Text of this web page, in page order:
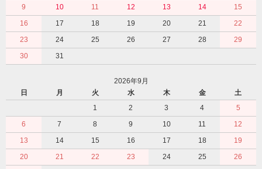
9
10 11 12 13 14
15
16
17 18 19 20 21
22
23
24 25 26 27 28
29
30
31
2026年9月
日
月 火 水 木 金
土
1
2 3 4
5
6
7 8 9 10 11
12
13
14 15 16 17 18
19
20
21 22 23 24 25 26